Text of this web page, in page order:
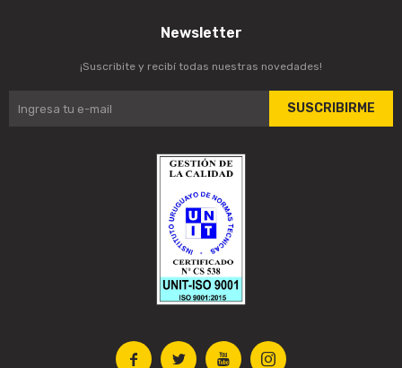
   
Newsletter
¡Suscribite y recibí todas nuestras novedades!
SUSCRIBIRME